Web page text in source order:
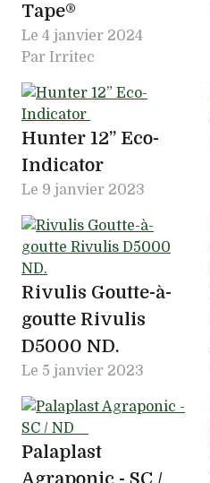
Tape®
Le 4 janvier 2024
Par Irritec
Hunter 12” Eco-
Indicator
Le 9 janvier 2023
Rivulis Goutte-à-
goutte Rivulis
D5000 ND.
Le 5 janvier 2023
Palaplast